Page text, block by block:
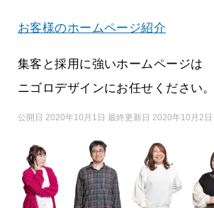
お客様のホームページ紹介
集客と採用に強いホームページは
ニゴロデザインにお任せください。
公開日 2020年10月1日 最終更新日 2020年10月2日